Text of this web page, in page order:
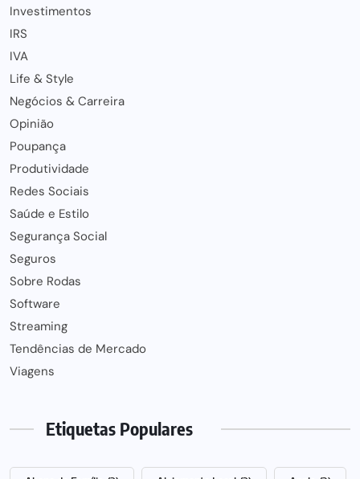
Investimentos
IRS
IVA
Life & Style
Negócios & Carreira
Opinião
Poupança
Produtividade
Redes Sociais
Saúde e Estilo
Segurança Social
Seguros
Sobre Rodas
Software
Streaming
Tendências de Mercado
Viagens
Etiquetas Populares